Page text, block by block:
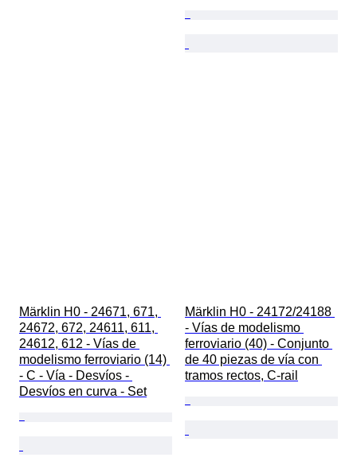
Märklin H0 - 24671, 671,
24672, 672, 24611, 611,
24612, 612 - Vías de
modelismo ferroviario (14)
- C - Vía - Desvíos -
Desvíos en curva - Set
Märklin H0 - 24172/24188
- Vías de modelismo
ferroviario (40) - Conjunto
de 40 piezas de vía con
tramos rectos, C-rail